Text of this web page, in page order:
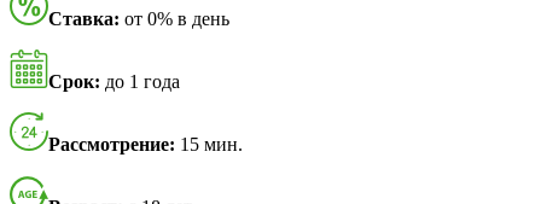
Ставка: от 0% в день
Срок: до 1 года
Рассмотрение: 15 мин.